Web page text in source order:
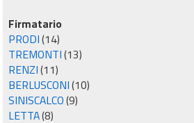
Firmatario
PRODI(14)
TREMONTI(13)
RENZI(11)
BERLUSCONI(10)
SINISCALCO(9)
LETTA(8)